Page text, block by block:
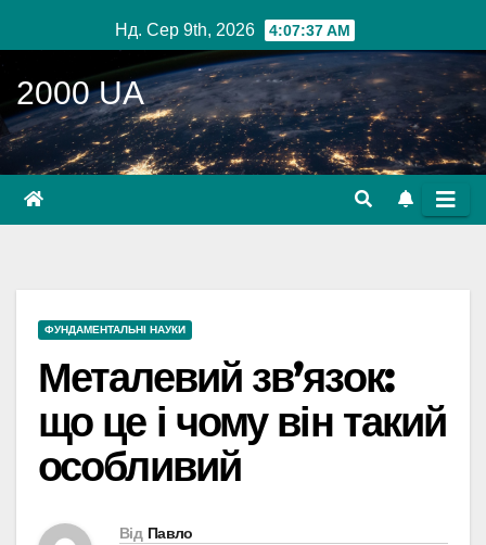
до
вмісту
Нд. Сер 9th, 2026 4:07:39 AM
2000 UA
ФУНДАМЕНТАЛЬНІ НАУКИ
Металевий зв’язок:
що це і чому він такий
особливий
Від Павло